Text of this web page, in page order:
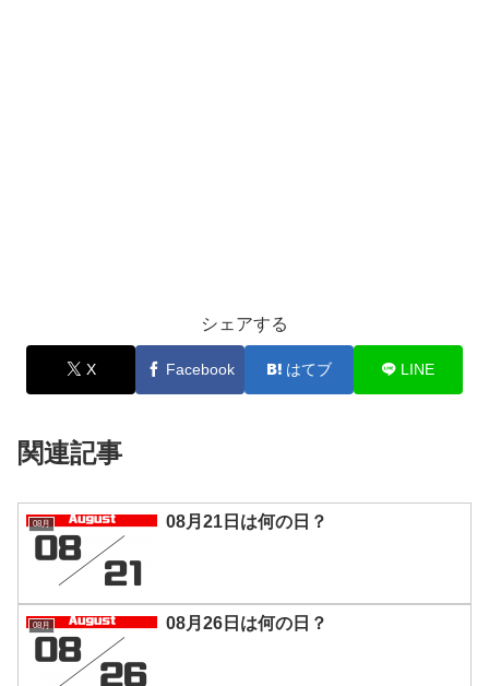
シェアする
X Facebook はてブ LINE
関連記事
08月 08月21日は何の日？
08月 08月26日は何の日？